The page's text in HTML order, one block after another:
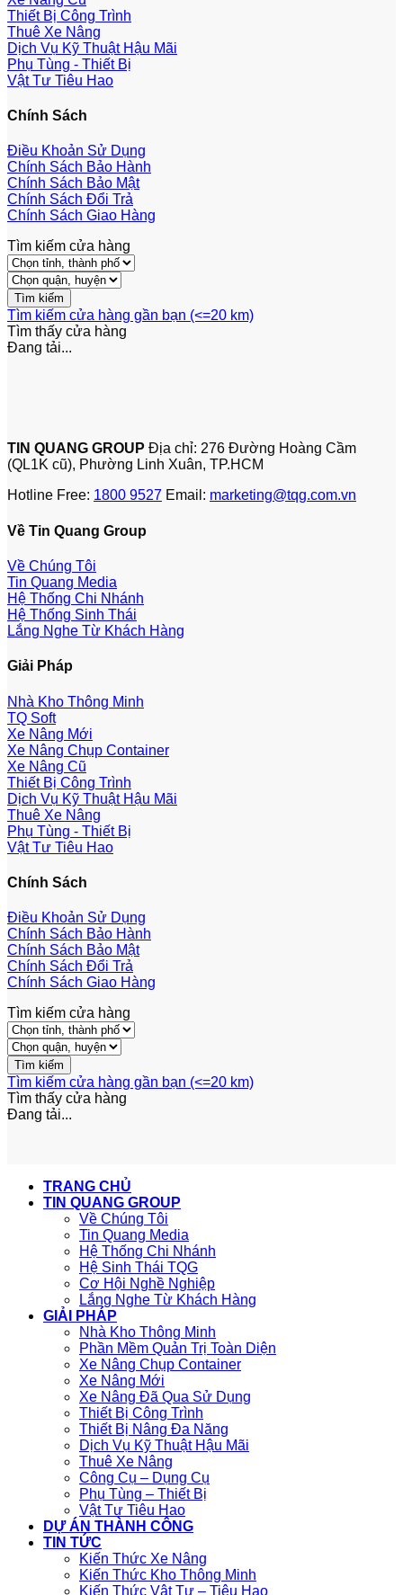
Thiết Bị Công Trình
Thuê Xe Nâng
Dịch Vụ Kỹ Thuật Hậu Mãi
Phụ Tùng - Thiết Bị
Vật Tư Tiêu Hao
Chính Sách
Điều Khoản Sử Dụng
Chính Sách Bảo Hành
Chính Sách Bảo Mật
Chính Sách Đổi Trả
Chính Sách Giao Hàng
Tìm kiếm cửa hàng
Tìm kiếm cửa hàng gần bạn (<=20 km)
Tìm thấy cửa hàng
Đang tải...
TIN QUANG GROUP Địa chỉ: 276 Đường Hoàng Cầm
(QL1K cũ), Phường Linh Xuân, TP.HCM
Hotline Free: 1800 9527 Email: marketing@tqg.com.vn
Về Tin Quang Group
Về Chúng Tôi
Tin Quang Media
Hệ Thống Chi Nhánh
Hệ Thống Sinh Thái
Lắng Nghe Từ Khách Hàng
Giải Pháp
Nhà Kho Thông Minh
TQ Soft
Xe Nâng Mới
Xe Nâng Chụp Container
Xe Nâng Cũ
Thiết Bị Công Trình
Dịch Vụ Kỹ Thuật Hậu Mãi
Thuê Xe Nâng
Phụ Tùng - Thiết Bị
Vật Tư Tiêu Hao
Chính Sách
Điều Khoản Sử Dụng
Chính Sách Bảo Hành
Chính Sách Bảo Mật
Chính Sách Đổi Trả
Chính Sách Giao Hàng
Tìm kiếm cửa hàng
Tìm kiếm cửa hàng gần bạn (<=20 km)
Tìm thấy cửa hàng
Đang tải...
TRANG CHỦ
TIN QUANG GROUP
Về Chúng Tôi
Tin Quang Media
Hệ Thống Chi Nhánh
Hệ Sinh Thái TQG
Cơ Hội Nghề Nghiệp
Lắng Nghe Từ Khách Hàng
GIẢI PHÁP
Nhà Kho Thông Minh
Phần Mềm Quản Trị Toàn Diện
Xe Nâng Chụp Container
Xe Nâng Mới
Xe Nâng Đã Qua Sử Dụng
Thiết Bị Công Trình
Thiết Bị Nâng Đa Năng
Dịch Vụ Kỹ Thuật Hậu Mãi
Thuê Xe Nâng
Công Cụ – Dụng Cụ
Phụ Tùng – Thiết Bị
Vật Tư Tiêu Hao
DỰ ÁN THÀNH CÔNG
TIN TỨC
Kiến Thức Xe Nâng
Kiến Thức Kho Thông Minh
Kiến Thức Vật Tư – Tiêu Hao